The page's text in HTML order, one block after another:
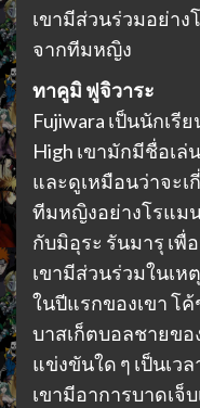
เขามีส่วนร่วมอย่าง
จากทีมหญิง
ทาคูมิ ฟูจิวาระ
Fujiwara เป็นนักเรี
High เขามักมีชื่อเล่
และดูเหมือนว่าจะ
ทีมหญิงอย่างโรแม
กับมิอุระ รันมารุ เพื่
เขามีส่วนร่วมในเ
ในปีแรกของเขา โ
บาสเก็ตบอลชายขอ
แข่งขันใด ๆ เป็นเว
เขามีอาการบาดเจ็